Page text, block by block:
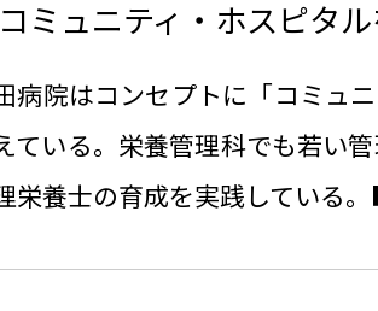
コミュニティ・ホスピタ
病院はコンセプトに「コミュ
ている。栄養管理科でも若い
栄養士の育成を実践している